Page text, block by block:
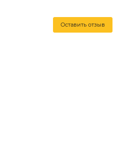
Оставить отзыв